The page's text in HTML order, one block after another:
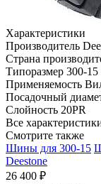
Характеристики
Производитель
Страна
Типоразмер 300-15
Применяемость
Посадочный
Слойность 20PR
Все
Смотрите также
Шины для 300-15
Deestone
26 400 ₽